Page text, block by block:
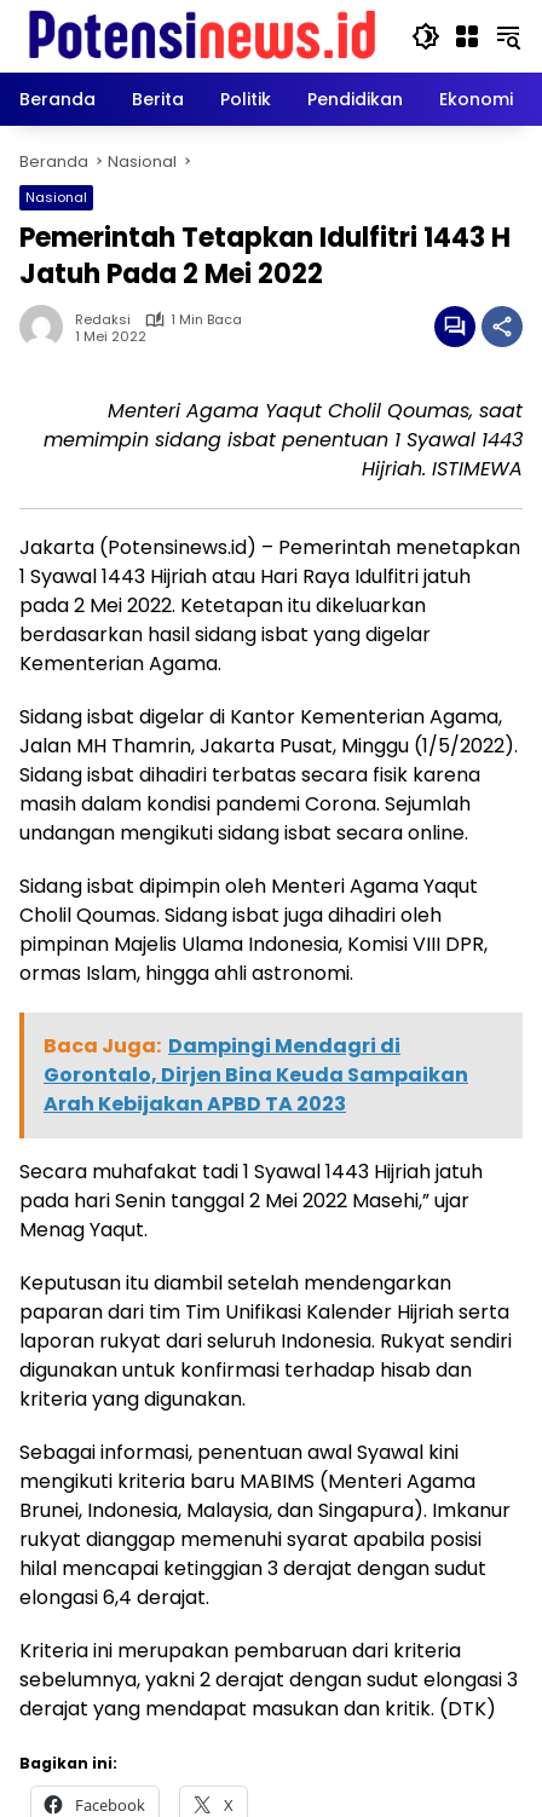
Langsung
konten
Beranda
Berita Politik Pendidikan Ekonomi
Beranda Nasional
Nasional
Pemerintah Tetapkan Idulfitri 1443 H
Jatuh Pada 2 Mei 2022
Redaksi
1 Min Baca
1 Mei 2022
Menteri Agama Yaqut Cholil Qoumas, saat
memimpin sidang isbat penentuan 1 Syawal 1443
Hijriah. ISTIMEWA
Jakarta (Potensinews.id) – Pemerintah menetapkan
1 Syawal 1443 Hijriah atau Hari Raya Idulfitri jatuh
pada 2 Mei 2022. Ketetapan itu dikeluarkan
berdasarkan hasil sidang isbat yang digelar
Kementerian Agama.
Sidang isbat digelar di Kantor Kementerian Agama,
Jalan MH Thamrin, Jakarta Pusat, Minggu (1/5/2022).
Sidang isbat dihadiri terbatas secara fisik karena
masih dalam kondisi pandemi Corona. Sejumlah
undangan mengikuti sidang isbat secara online.
Sidang isbat dipimpin oleh Menteri Agama Yaqut
Cholil Qoumas. Sidang isbat juga dihadiri oleh
pimpinan Majelis Ulama Indonesia, Komisi VIII DPR,
ormas Islam, hingga ahli astronomi.
Baca Juga: Dampingi Mendagri di
Gorontalo, Dirjen Bina Keuda Sampaikan
Arah Kebijakan APBD TA 2023
Secara muhafakat tadi 1 Syawal 1443 Hijriah jatuh
pada hari Senin tanggal 2 Mei 2022 Masehi,” ujar
Menag Yaqut.
Keputusan itu diambil setelah mendengarkan
paparan dari tim Tim Unifikasi Kalender Hijriah serta
laporan rukyat dari seluruh Indonesia. Rukyat sendiri
digunakan untuk konfirmasi terhadap hisab dan
kriteria yang digunakan.
Sebagai informasi, penentuan awal Syawal kini
mengikuti kriteria baru MABIMS (Menteri Agama
Brunei, Indonesia, Malaysia, dan Singapura). Imkanur
rukyat dianggap memenuhi syarat apabila posisi
hilal mencapai ketinggian 3 derajat dengan sudut
elongasi 6,4 derajat.
Kriteria ini merupakan pembaruan dari kriteria
sebelumnya, yakni 2 derajat dengan sudut elongasi 3
derajat yang mendapat masukan dan kritik. (DTK)
Bagikan ini:
Facebook X